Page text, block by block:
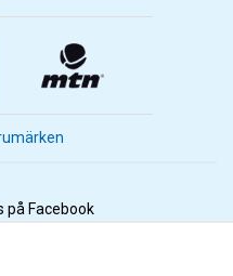
på Facebook
på Instagram